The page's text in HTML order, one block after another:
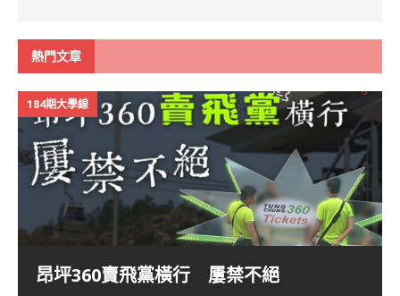
熱門文章
184期大學線
昂坪360賣飛黨橫行 屢禁不絕